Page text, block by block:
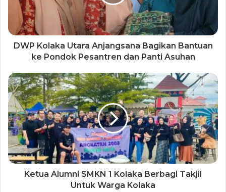
DWP Kolaka Utara Anjangsana Bagikan Bantuan
ke Pondok Pesantren dan Panti Asuhan
Ketua Alumni SMKN 1 Kolaka Berbagi Takjil
Untuk Warga Kolaka